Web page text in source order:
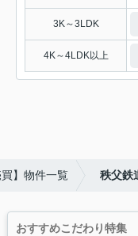
3K～3LDK
4K～4LDK以上
】物件一覧 秩父鉄
おすすめこだわり特集